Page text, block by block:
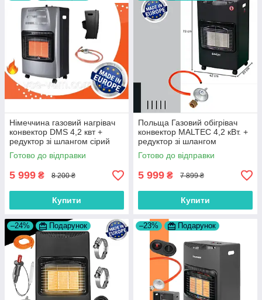
Німеччина газовий нагрівач
конвектор DMS 4,2 квт +
редуктор зі шлангом сірий
колір
Готово до відправки
5 999 ₴ 8 200 ₴
Купити
Польща Газовий обігрівач
конвектор MALTEC 4,2 кВт. +
редуктор зі шлангом
Готово до відправки
5 999 ₴ 7 899 ₴
Купити
–24% Подарунок –23% Подарунок